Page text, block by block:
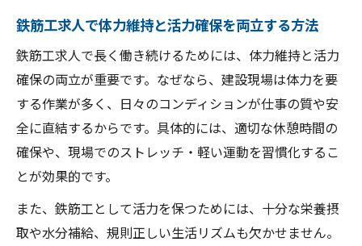
高収入を目指すなら鉄筋工求人に注目を
鉄筋工求人で高収入を目指すための条件と
選び方
鉄筋工求人で年収アップを叶えるスキルと
経験
高収入実現へ導く鉄筋工求人選択の重要な
視点
資格取得が鉄筋工求人の収入増に与える影
響とは
鉄筋工求人で体力維持と活力確保を両立する方法
鉄筋工求人で長く働き続けるためには、体力維持と活力
確保の両立が重要です。なぜなら、建設現場は体力を要
する作業が多く、日々のコンディションが仕事の質や安
全に直結するからです。具体的には、適切な休憩時間の
確保や、現場でのストレッチ・軽い運動を習慣化するこ
とが効果的です。
また、鉄筋工として活力を保つためには、十分な栄養摂
取や水分補給、規則正しい生活リズムも欠かせません。